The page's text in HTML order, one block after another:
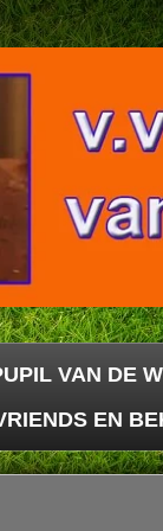
VAN DE
EN